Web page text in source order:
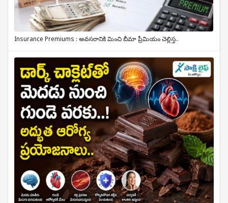
Insurance Premiums : అవసరానికి మించి బీమా ప్రీమియం చెల్లిస్త..